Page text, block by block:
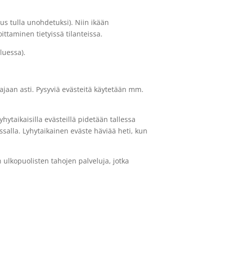
tulla unohdetuksi). Niin ikään
tietyissätilanteissa.
asti. Pysyviä evästeitä käytetään mm.
evästeillä pidetään tallessa
Lyhytaikainen eväste häviää heti, kun
tahojen palveluja, jotka